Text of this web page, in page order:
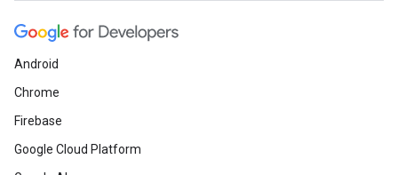
Android
Chrome
Firebase
Google Cloud Platform